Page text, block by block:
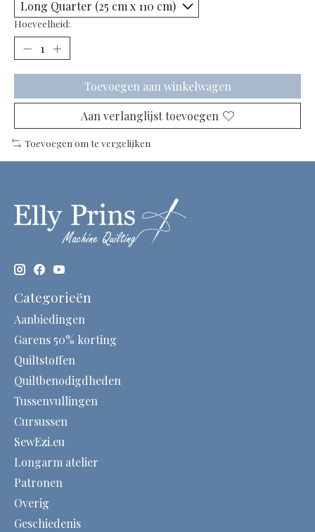
Hoeveelheid:
Toevoegen aan winkelwagen
Aan verlanglijst toevoegen
Toevoegen om te vergelijken
Categorieën
Aanbiedingen
Garens 50% korting
Quiltstoffen
Quiltbenodigdheden
Tussenvullingen
Cursussen
SewEzi.eu
Longarm atelier
Patronen
Overig
Geschiedenis